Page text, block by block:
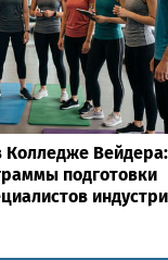
Колледже Вейдера:
подготовки